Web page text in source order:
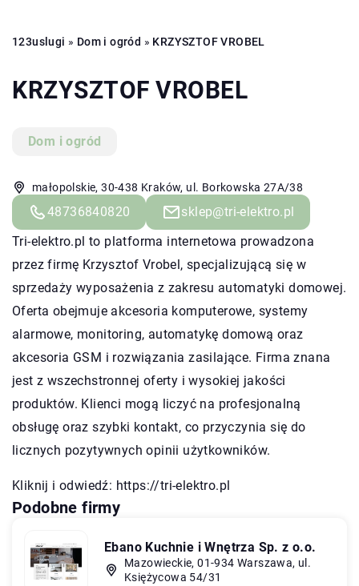
123uslugi » Dom i ogród » KRZYSZTOF VROBEL
KRZYSZTOF VROBEL
Dom i ogród
małopolskie, 30-438 Kraków, ul. Borkowska 27A/38
48736840820
sklep@tri-elektro.pl
Tri-elektro.pl to platforma internetowa prowadzona
przez firmę Krzysztof Vrobel, specjalizującą się w
sprzedaży wyposażenia z zakresu automatyki domowej.
Oferta obejmuje akcesoria komputerowe, systemy
alarmowe, monitoring, automatykę domową oraz
akcesoria GSM i rozwiązania zasilające. Firma znana
jest z wszechstronnej oferty i wysokiej jakości
produktów. Klienci mogą liczyć na profesjonalną
obsługę oraz szybki kontakt, co przyczynia się do
licznych pozytywnych opinii użytkowników.
Kliknij i odwiedź: https://tri-elektro.pl
Podobne firmy
Ebano Kuchnie i Wnętrza Sp. z o.o.
Mazowieckie, 01-934 Warszawa, ul.
Księżycowa 54/31